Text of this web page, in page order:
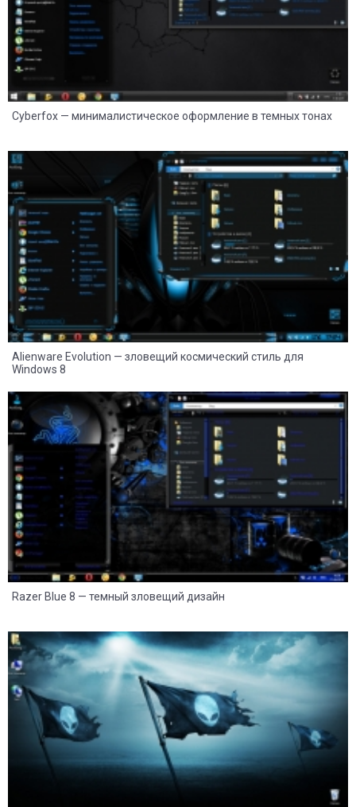
Cyberfox — минималистическое оформление в темных тонах
8 2
Alienware Evolution — зловещий космический стиль для
Windows 8
8 2
Razer Blue 8 — темный зловещий дизайн